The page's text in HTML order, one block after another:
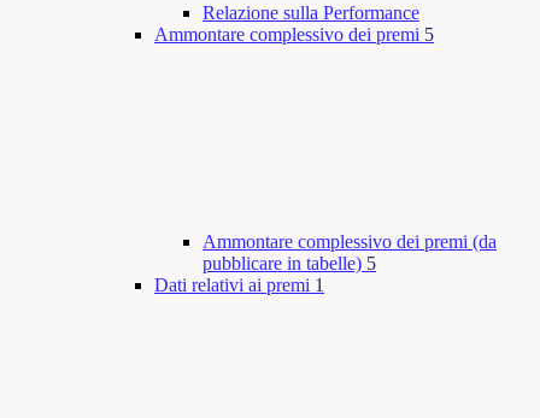
Relazione sulla Performance
Ammontare complessivo dei premi 5
Ammontare complessivo dei premi (da
pubblicare in tabelle) 5
Dati relativi ai premi 1